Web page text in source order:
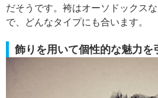
だそうです。袴はオーソドックス
で、どんなタイプにも合います。
飾りを用いて個性的な魅力を